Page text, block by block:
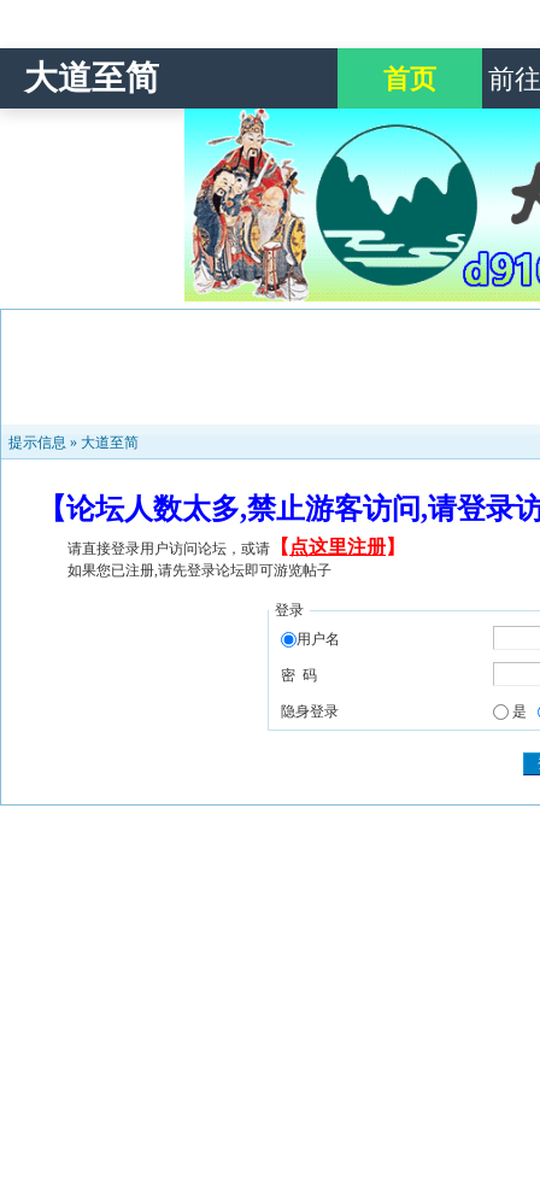
大道至简 首页 前
提示信息 » 大道至简
【论坛人数太多,禁止游客访问,请登
请直接登录用户访问论坛，或请 【 点这里注册】
如果您已注册,请先登录论坛即可游览帖子
登录
用户名
密 码
隐身登录 是